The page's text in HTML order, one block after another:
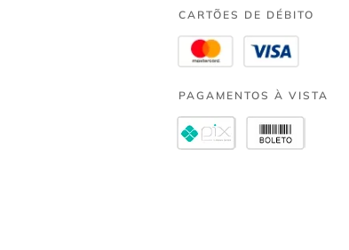
CARTÕES DE DÉBITO
PAGAMENTOS À VISTA